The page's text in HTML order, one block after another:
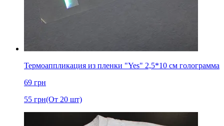
Термоаппликация из пленки "Yes" 2,5*10 см голограмма
69 грн
55 грн(От 20 шт)